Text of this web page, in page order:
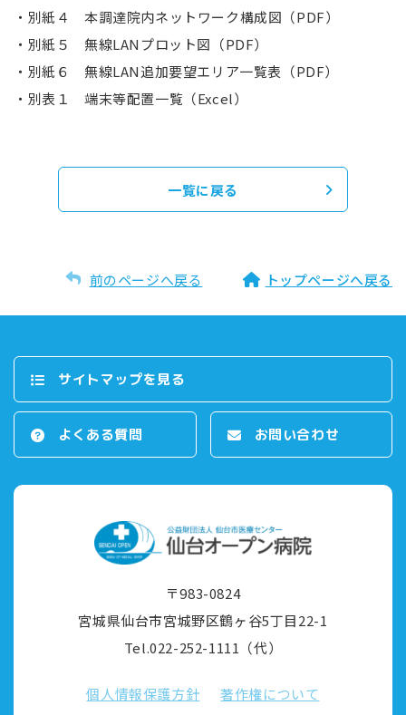
・別紙４ 本調達院内ネットワーク構成図（PDF）
・別紙５ 無線LANプロット図（PDF）
・別紙６ 無線LAN追加要望エリア一覧表（PDF）
・別表１ 端末等配置一覧（Excel）
一覧に戻る
前のページへ戻る トップページへ戻る
サイトマップを⾒る
よくある質問 お問い合わせ
〒983-0824
宮城県仙台市宮城野区鶴ヶ⾕5丁⽬22-1
Tel.022-252-1111（代）
個⼈情報保護⽅針 著作権について